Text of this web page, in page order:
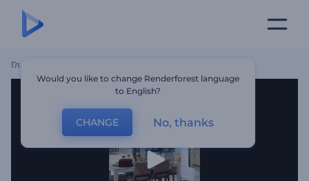
Главная
Would you like to change Renderforest language
to English?
CHANGE No, thanks